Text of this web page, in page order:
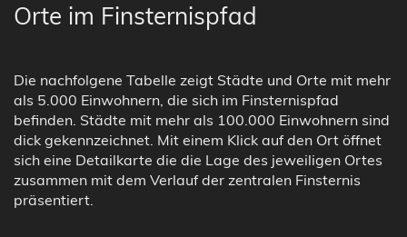
Orte im Finsternispfad
Die nachfolgene Tabelle zeigt Städte und Orte mit mehr
als 5.000 Einwohnern, die sich im Finsternispfad
befinden. Städte mit mehr als 100.000 Einwohnern sind
dick gekennzeichnet. Mit einem Klick auf den Ort öffnet
sich eine Detailkarte die die Lage des jeweiligen Ortes
zusammen mit dem Verlauf der zentralen Finsternis
präsentiert.